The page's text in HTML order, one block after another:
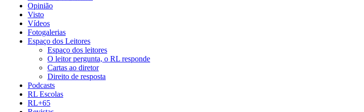
Opinião
Visto
Vídeos
Fotogalerias
Espaço dos Leitores
Espaço dos leitores
O leitor pergunta, o RL responde
Cartas ao diretor
Direito de resposta
Podcasts
RL Escolas
RL+65